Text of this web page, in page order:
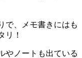
で、メモ書きにはも
リ！
やノートも出ている